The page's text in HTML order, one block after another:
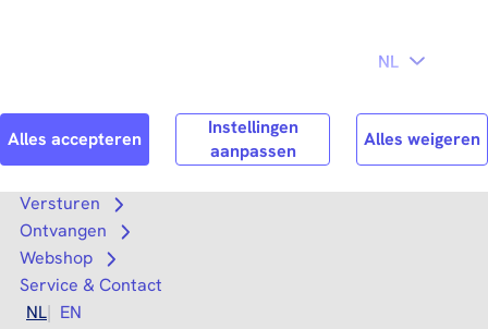
Search Zoek
Versturen
Open submenu
Ontvangen
Open submenu
Webshop
Open submenu
Service & Contact
NL
EN